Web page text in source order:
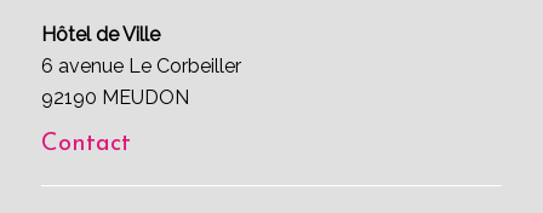
Hôtel de Ville
6 avenue Le Corbeiller
92190 MEUDON
Contact